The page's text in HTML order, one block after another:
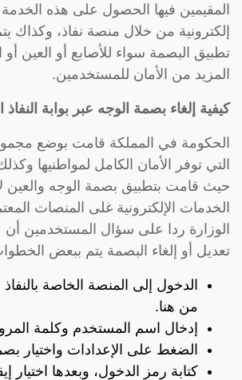
المقيمين فيها الحصول على هذه
إلكترونية من خلال منصة نفاذ، وكذاك
تطبيق البصمة سواء للأصابع أو العين أو
المزيد من الأمان للمستخدمين.
كيفية إلغاء بصمة الوجه عبر بوابة
الحكومة في المملكة قامت بوضع
التي توفر الأمان الكامل لمواطنيها
حيث قامت بتطبيق بصمة الوجه والعين
الخدمات الإلكترونية غلى المنصات
الوزارة ردا على سؤال المستخدمين أن
تعديل أو إلغاء البصمة يتم ببعض
الدخول إلى المنصة الخاصة
من هنا.
إدخال اسم المستخدم وكلمة
الضغط على الإعدادات واختيار
كتابة رمز الدخول، وبعدها اختيار